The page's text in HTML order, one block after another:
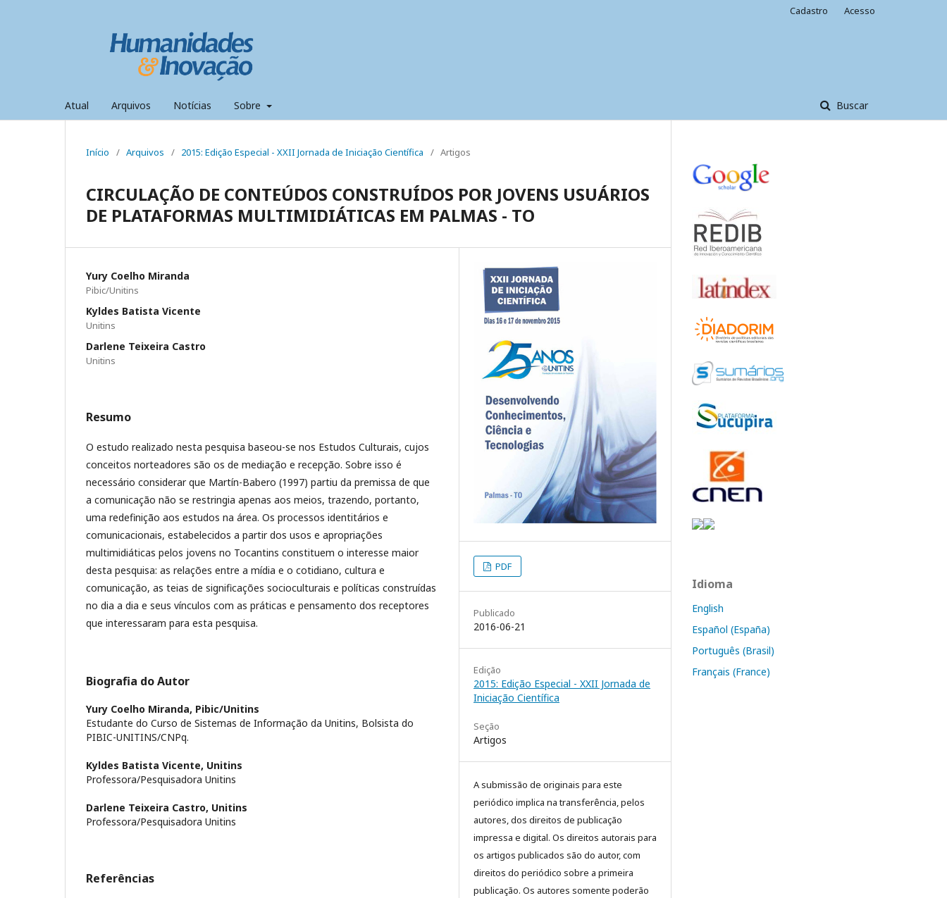
Atual Arquivos Notícias Sobre Buscar
Cadastro Acesso
Início / Arquivos / 2015: Edição Especial - XXII Jornada de Iniciação Científica / Artigos
CIRCULAÇÃO DE CONTEÚDOS CONSTRUÍDOS POR JOVENS USUÁRIOS
DE PLATAFORMAS MULTIMIDIÁTICAS EM PALMAS - TO
Yury Coelho Miranda
Pibic/Unitins
Kyldes Batista Vicente
Unitins
Darlene Teixeira Castro
Unitins
Resumo
O estudo realizado nesta pesquisa baseou-se nos Estudos Culturais, cujos
conceitos norteadores são os de mediação e recepção. Sobre isso é
necessário considerar que Martín-Babero (1997) partiu da premissa de que
a comunicação não se restringia apenas aos meios, trazendo, portanto,
uma redefinição aos estudos na área. Os processos identitários e
comunicacionais, estabelecidos a partir dos usos e apropriações
multimidiáticas pelos jovens no Tocantins constituem o interesse maior
desta pesquisa: as relações entre a mídia e o cotidiano, cultura e
comunicação, as teias de significações socioculturais e políticas construídas
no dia a dia e seus vínculos com as práticas e pensamento dos receptores
que interessaram para esta pesquisa.
Biografia do Autor
Yury Coelho Miranda, Pibic/Unitins
Estudante do Curso de Sistemas de Informação da Unitins, Bolsista do
PIBIC-UNITINS/CNPq.
Kyldes Batista Vicente, Unitins
Professora/Pesquisadora Unitins
Darlene Teixeira Castro, Unitins
Professora/Pesquisadora Unitins
Referências
PDF
Publicado
2016-06-21
Edição
2015: Edição Especial - XXII Jornada de
Iniciação Científica
Seção
Artigos
A submissão de originais para este
periódico implica na transferência, pelos
autores, dos direitos de publicação
impressa e digital. Os direitos autorais para
os artigos publicados são do autor, com
direitos do periódico sobre a primeira
publicação. Os autores somente poderão
Idioma
English
Español (España)
Português (Brasil)
Français (France)